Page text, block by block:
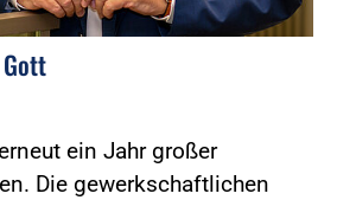
ein Jahr großer
Die gewerkschaftlichen